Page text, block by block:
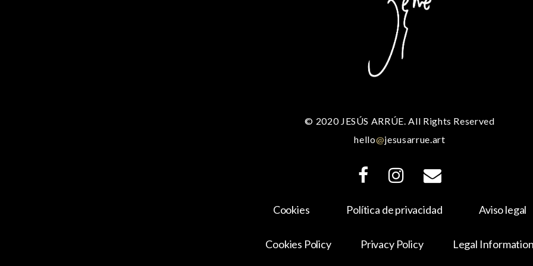
© 2020 JESÚS ARRÚE. All Rights Reserved
hello@jesusarrue.art
Cookies Política de privacidad Aviso legal
Cookies Policy Privacy Policy Legal